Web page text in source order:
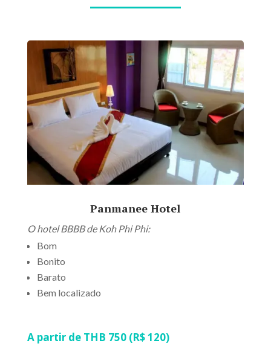
Panmanee Hotel
O hotel BBBB de Koh Phi Phi:
Bom
Bonito
Barato
Bem localizado
A partir de THB 750 (R$ 120)